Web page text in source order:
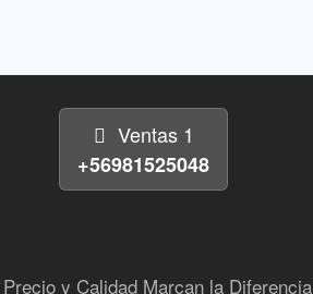
Ventas 1
+56981525048
y Calidad Marcan la Diferencia